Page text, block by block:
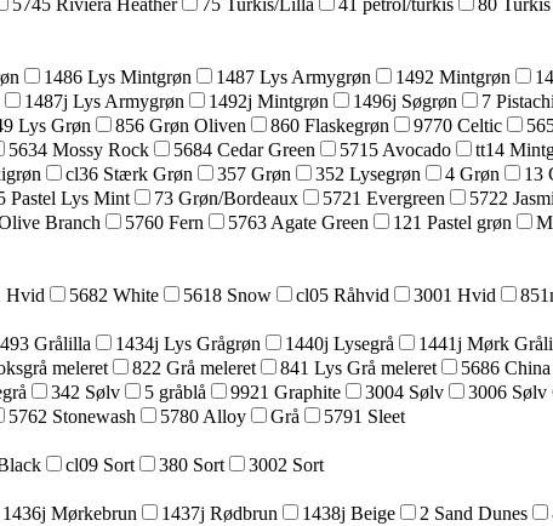
5745 Riviera Heather 75 Turkis/Lilla 41 petrol/turkis 80 Turkis
1486 Lys Mintgrøn 1487 Lys Armygrøn 1492 Mintgrøn
1487j Lys Armygrøn 1492j Mintgrøn 1496j Søgrøn 7
Lys Grøn 856 Grøn Oliven 860 Flaskegrøn 9770 Celtic
5634 Mossy Rock 5684 Cedar Green 5715 Avocado tt14
cl36 Stærk Grøn 357 Grøn 352 Lysegrøn 4 Grøn 13
Pastel Lys Mint 73 Grøn/Bordeaux 5721 Evergreen 5722
Branch 5760 Fern 5763 Agate Green 121 Pastel grøn
Hvid 5682 White 5618 Snow cl05 Råhvid 3001 Hvid
Grålilla 1434j Lys Grågrøn 1440j Lysegrå 1441j Mørk
meleret 822 Grå meleret 841 Lys Grå meleret 5686
342 Sølv 5 gråblå 9921 Graphite 3004 Sølv 3006 Sølv
5762 Stonewash 5780 Alloy Grå
5791 Sleet
cl09 Sort 380 Sort
3002 Sort
1436j Mørkebrun 1437j Rødbrun 1438j Beige 2 Sand Dunes